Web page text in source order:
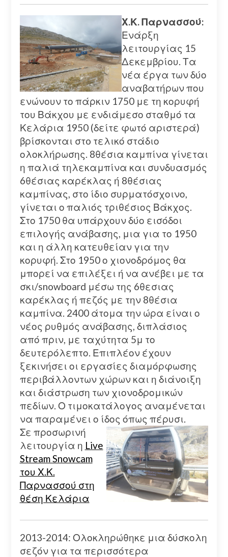
Χ.Κ. Παρνασσού:
Ενάρξη
λειτουργίας 15
Δεκεμβρίου. Τα
νέα έργα των δύο
αναβατήρων που
ενώνουν το πάρκιν 1750 με τη κορυφή
του Βάκχου με ενδιάμεσο σταθμό τα
Κελάρια 1950 (δείτε φωτό αριστερά)
βρίσκονται στo τελικό στάδιο
ολοκλήρωσης. 8θέσια καμπίνα γίνεται
η παλιά τηλεκαμπίνα και συνδυασμός
6θέσιας καρέκλας ή 8θέσιας
καμπίνας, στο ίδιο συρματόσχοινο,
γίνεται ο παλιός τριθέσιος Βάκχος.
Στο 1750 θα υπάρχουν δύο εισόδοι
επιλογής ανάβασης, μια για το 1950
και η άλλη κατευθείαν για την
κορυφή. Στο 1950 ο χιονοδρόμος θα
μπορεί να επιλέξει ή να ανέβει με τα
σκι/snowboard μέσω της 6θεσιας
καρέκλας ή πεζός με την 8θέσια
καμπίνα. 2400 άτομα την ώρα είναι ο
νέος ρυθμός ανάβασης, διπλάσιος
από πριν, με ταχύτητα 5μ το
δευτερόλεπτο. Επιπλέον έχουν
ξεκινήσει οι εργασίες διαμόρφωσης
περιβάλλοντων χώρων και η διάνοιξη
και διάστρωση των χιονοδρομικών
πεδίων. Ο τιμοκατάλογος αναμένεται
να παραμένει ο ίδος όπως πέρυσι.
Σε προσωρινή
λειτουργία η Live
Stream Snowcam
του Χ.Κ.
Παρνασσού στη
θέση Κελάρια
2013-2014: Ολοκληρώθηκε μια δύσκολη
σεζόν για τα περισσότερα